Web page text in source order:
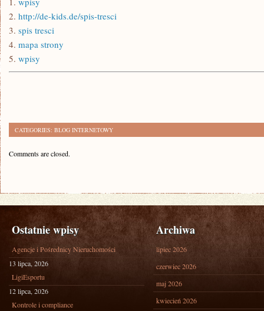
2. http://de-kids.de/spis-tresci
3. spis tresci
4. mapa strony
5. wpisy
CATEGORIES: BLOG INTERNETOWY
Comments are closed.
Ostatnie wpisy
Agencje i Pośrednicy Nieruchomości
13 lipca, 2026
LigiEsportu
12 lipca, 2026
Kontrole i compliance
Archiwa
lipiec 2026
czerwiec 2026
maj 2026
kwiecień 2026